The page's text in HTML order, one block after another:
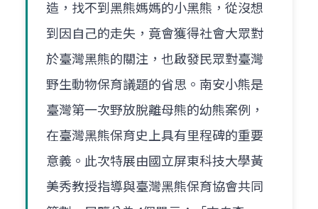
造，找不到黑熊媽媽的小黑熊，從沒想
到因自己的走失，竟會獲得社會大眾對
於臺灣黑熊的關注，也啟發民眾對臺灣
野生動物保育議題的省思。南安小熊是
臺灣第一次野放脫離母熊的幼熊案例，
在臺灣黑熊保育史上具有里程碑的重要
意義。此次特展由國立屏東科技大學黃
美秀教授指導與臺灣黑熊保育協會共同